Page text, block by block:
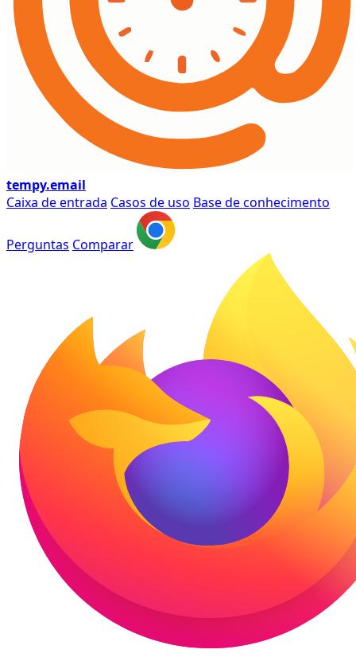
tempy.email
Caixa de entrada Casos de uso Base de conhecimento
Perguntas Comparar